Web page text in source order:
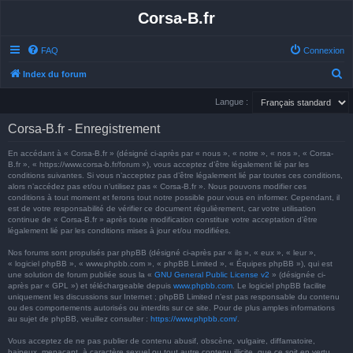
Corsa-B.fr
FAQ Connexion
Index du forum
Langue :
Corsa-B.fr - Enregistrement
En accédant à « Corsa-B.fr » (désigné ci-après par « nous », « notre », « nos », « Corsa-
B.fr », « https://www.corsa-b.fr/forum »), vous acceptez d’être légalement lié par les
conditions suivantes. Si vous n’acceptez pas d’être légalement lié par toutes ces conditions,
alors n’accédez pas et/ou n’utilisez pas « Corsa-B.fr ». Nous pouvons modifier ces
conditions à tout moment et ferons tout notre possible pour vous en informer. Cependant, il
est de votre responsabilité de vérifier ce document régulièrement, car votre utilisation
continue de « Corsa-B.fr » après toute modification constitue votre acceptation d’être
légalement lié par les conditions mises à jour et/ou modifiées.
Nos forums sont propulsés par phpBB (désigné ci-après par « ils », « eux », « leur »,
« logiciel phpBB », « www.phpbb.com », « phpBB Limited », « Équipes phpBB »), qui est
une solution de forum publiée sous la « GNU General Public License v2 » (désignée ci-
après par « GPL ») et téléchargeable depuis www.phpbb.com . Le logiciel phpBB facilite
uniquement les discussions sur Internet ; phpBB Limited n’est pas responsable du contenu
ou des comportements autorisés ou interdits sur ce site. Pour de plus amples informations
au sujet de phpBB, veuillez consulter : https://www.phpbb.com/
Vous acceptez de ne pas publier de contenu abusif, obscène, vulgaire, diffamatoire,